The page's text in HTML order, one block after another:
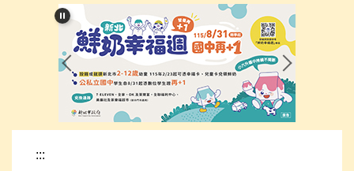
最新消息
處室簡介
榮譽事項
下載專區
網路資源
:::